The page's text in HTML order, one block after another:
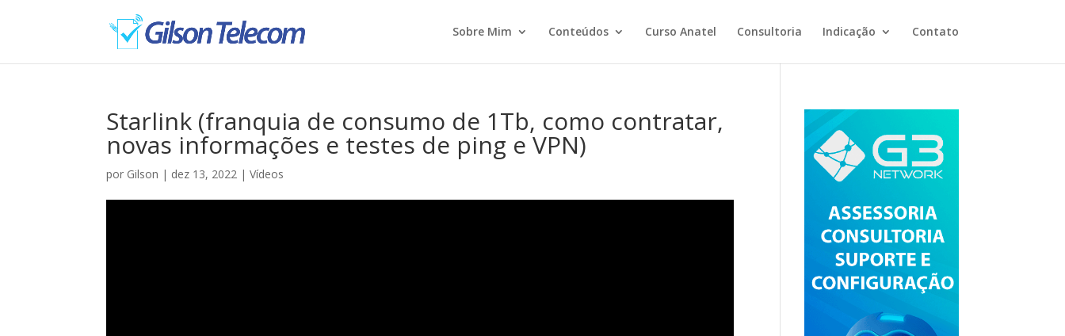
Sobre Mim Conteúdos Curso Anatel Consultoria Indicação Contato
Starlink (franquia de consumo de 1Tb, como contratar,
novas informações e testes de ping e VPN)
por Gilson | dez 13, 2022 |Vídeos